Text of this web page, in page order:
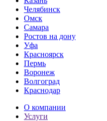
Челябинск
Омск
Самара
Ростов на дону
Уфа
Красноярск
Пермь
Воронеж
Волгоград
Краснодар
О компании
Услуги